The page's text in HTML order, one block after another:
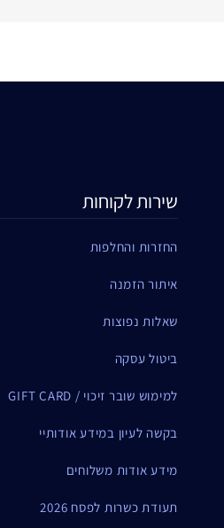
שירות לקוחות
החזרות והחלפות
איתור הזמנה
שאלות נפוצות
ביטול עסקה
למימוש שובר זיכוי / GIFT CARD
בקשה לעיון במידע אודותיי
מידע אודות משלוחים
תעודת כשרות לפסח 2026